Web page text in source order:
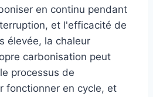
en continu pendant
et l'efficacité de
élevée, la chaleur
carbonisation peut
processus de
fonctionner en cycle, et